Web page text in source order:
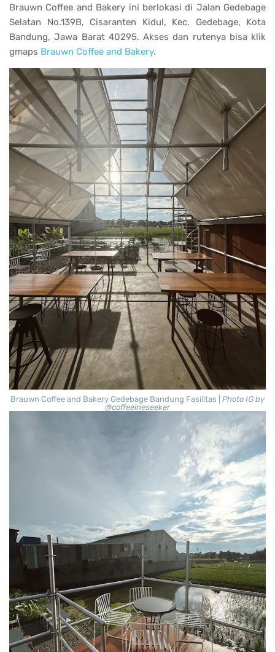
Brauwn Coffee and Bakery ini berlokasi di Jalan Gedebage
Selatan No.139B, Cisaranten Kidul, Kec. Gedebage, Kota
Bandung, Jawa Barat 40295. Akses dan rutenya bisa klik
gmaps Brauwn Coffee and Bakery.
Brauwn Coffee and Bakery Gedebage Bandung Fasilitas | Photo IG by
@coffeeineseeker